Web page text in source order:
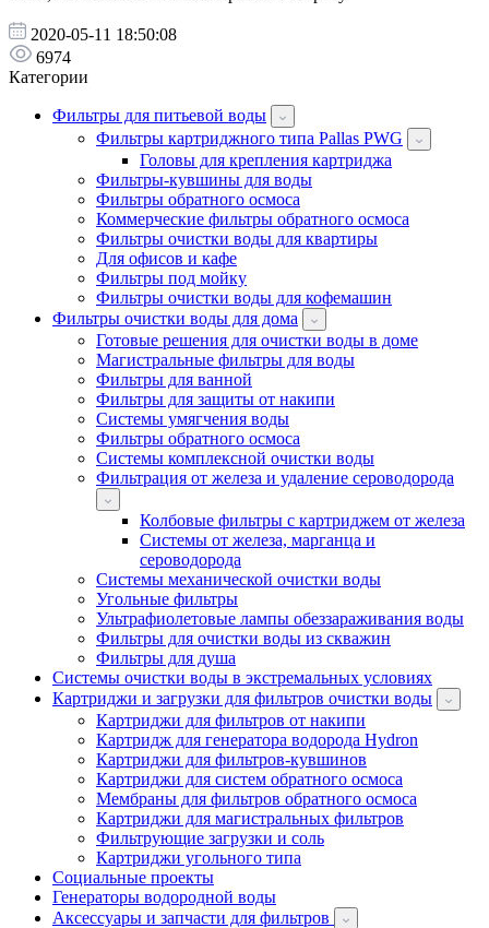
2020-05-11 18:50:08
6974
Категории
Фильтры для питьевой воды
Фильтры картриджного типа Pallas PWG
Головы для крепления картриджа
Фильтры-кувшины для воды
Фильтры обратного осмоса
Коммерческие фильтры обратного осмоса
Фильтры очистки воды для квартиры
Для офисов и кафе
Фильтры под мойку
Фильтры очистки воды для кофемашин
Фильтры очистки воды для дома
Готовые решения для очистки воды в доме
Магистральные фильтры для воды
Фильтры для ванной
Фильтры для защиты от накипи
Системы умягчения воды
Фильтры обратного осмоса
Системы комплексной очистки воды
Фильтрация от железа и удаление сероводорода
Колбовые фильтры с картриджем от железа
Системы от железа, марганца и
сероводорода
Системы механической очистки воды
Угольные фильтры
Ультрафиолетовые лампы обеззараживания воды
Фильтры для очистки воды из скважин
Фильтры для душа
Системы очистки воды в экстремальных условиях
Картриджи и загрузки для фильтров очистки воды
Картриджи для фильтров от накипи
Картридж для генератора водорода Hydron
Картриджи для фильтров-кувшинов
Картриджи для систем обратного осмоса
Мембраны для фильтров обратного осмоса
Картриджи для магистральных фильтров
Фильтрующие загрузки и соль
Картриджи угольного типа
Социальные проекты
Генераторы водородной воды
Аксессуары и запчасти для фильтров